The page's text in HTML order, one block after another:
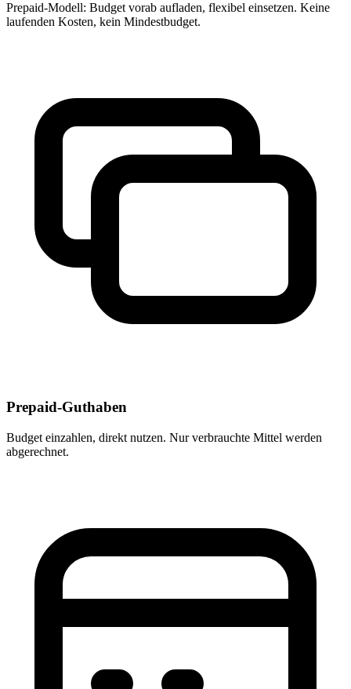
Prepaid-Modell: Budget vorab aufladen, flexibel einsetzen. Keine
laufenden Kosten, kein Mindestbudget.
Prepaid-Guthaben
Budget einzahlen, direkt nutzen. Nur verbrauchte Mittel werden
abgerechnet.